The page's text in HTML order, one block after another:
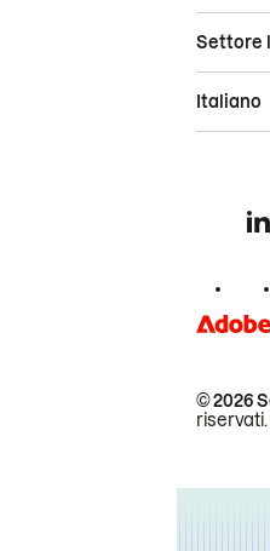
© 2026
riservati.
Settore
Italiano